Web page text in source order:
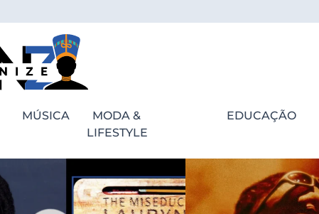
MÚSICA
MODA &
LIFESTYLE
EDUCAÇÃO